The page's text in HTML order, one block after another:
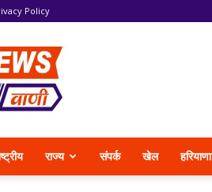
Policy
News
Vani
राज्य संपर्क खेल हरियाणा